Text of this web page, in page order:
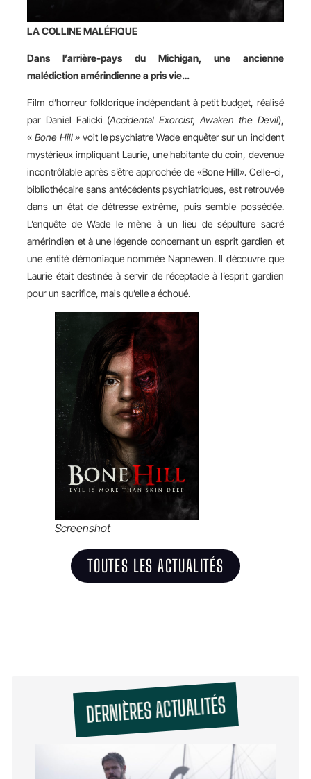
LA COLLINE MALÉFIQUE
Dans l’arrière-pays du Michigan, une ancienne
malédiction amérindienne a pris vie…
Film d’horreur folklorique indépendant à petit budget, réalisé
par Daniel Falicki (Accidental Exorcist, Awaken the Devil),
«Bone Hill » voit le psychiatre Wade enquêter sur un incident
mystérieux impliquant Laurie, une habitante du coin, devenue
incontrôlable après s’être approchée de «Bone Hill». Celle-ci,
bibliothécaire sans antécédents psychiatriques, est retrouvée
dans un état de détresse extrême, puis semble possédée.
L’enquête de Wade le mène à un lieu de sépulture sacré
amérindien et à une légende concernant un esprit gardien et
une entité démoniaque nommée Napnewen. Il découvre que
Laurie était destinée à servir de réceptacle à l’esprit gardien
pour un sacrifice, mais qu’elle a échoué.
Screenshot
TOUTES LES ACTUALITÉS
DERNIÈRES ACTUALITÉS